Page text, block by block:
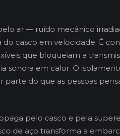
ar — ruído mecânico
casco em velocidade. É
que bloqueiam a
sonora em calor. O
parte do que as pessoas
pelo casco e pela
de aço transforma a